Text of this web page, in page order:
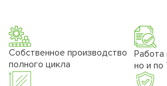
Собственное производство
полного цикла
но и по